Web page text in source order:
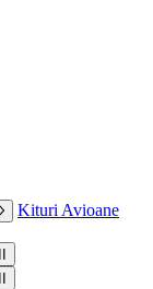
Kituri Avioane